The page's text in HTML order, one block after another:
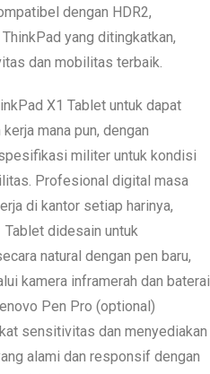
dengan HDR2,
yang ditingkatkan,
dan mobilitas terbaik.
X1 Tablet untuk dapat
mana pun, dengan
militer untuk kondisi
Profesional digital masa
di kantor setiap harinya,
didesain untuk
natural dengan pen baru,
kamera inframerah dan baterai
Pen Pro (optional)
sensitivitas dan menyediakan
alami dan responsif dengan